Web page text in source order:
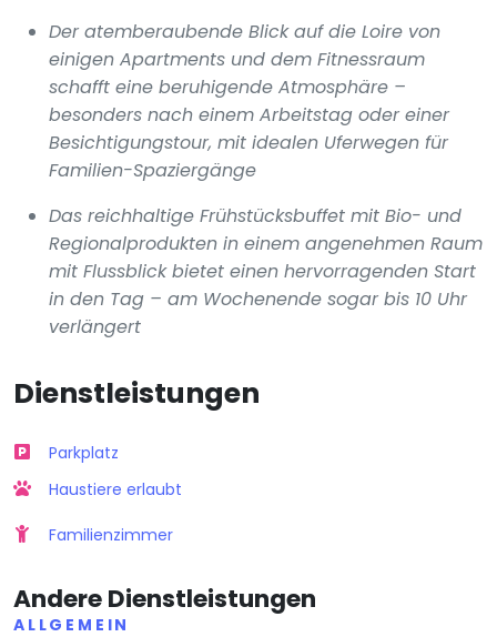
Der atemberaubende Blick auf die Loire von
einigen Apartments und dem Fitnessraum
schafft eine beruhigende Atmosphäre –
besonders nach einem Arbeitstag oder einer
Besichtigungstour, mit idealen Uferwegen für
Familien-Spaziergänge
Das reichhaltige Frühstücksbuffet mit Bio- und
Regionalprodukten in einem angenehmen Raum
mit Flussblick bietet einen hervorragenden Start
in den Tag – am Wochenende sogar bis 10 Uhr
verlängert
Dienstleistungen
Parkplatz
Haustiere erlaubt
Familienzimmer
Andere Dienstleistungen
ALLGEMEIN